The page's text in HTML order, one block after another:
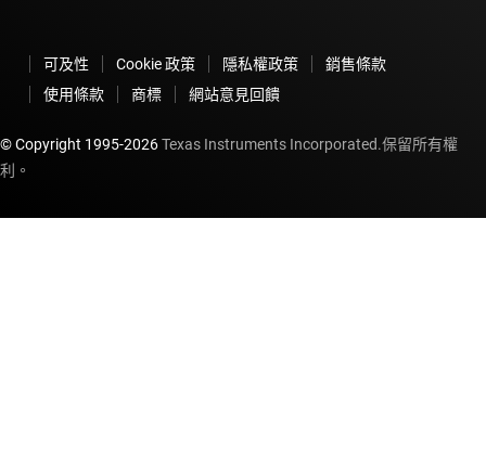
可及性 Cookie 政策 隱私權政策
銷售條款
使用條款
商標 網站意見回饋
© Copyright 1995-2026Texas Instruments Incorporated.保留所有權
利。